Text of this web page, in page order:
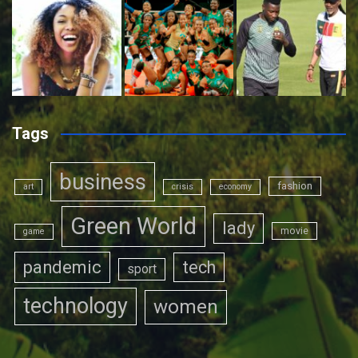
Tags
art business crisis economy fashion
game Green World lady movie
pandemic sport tech
technology women